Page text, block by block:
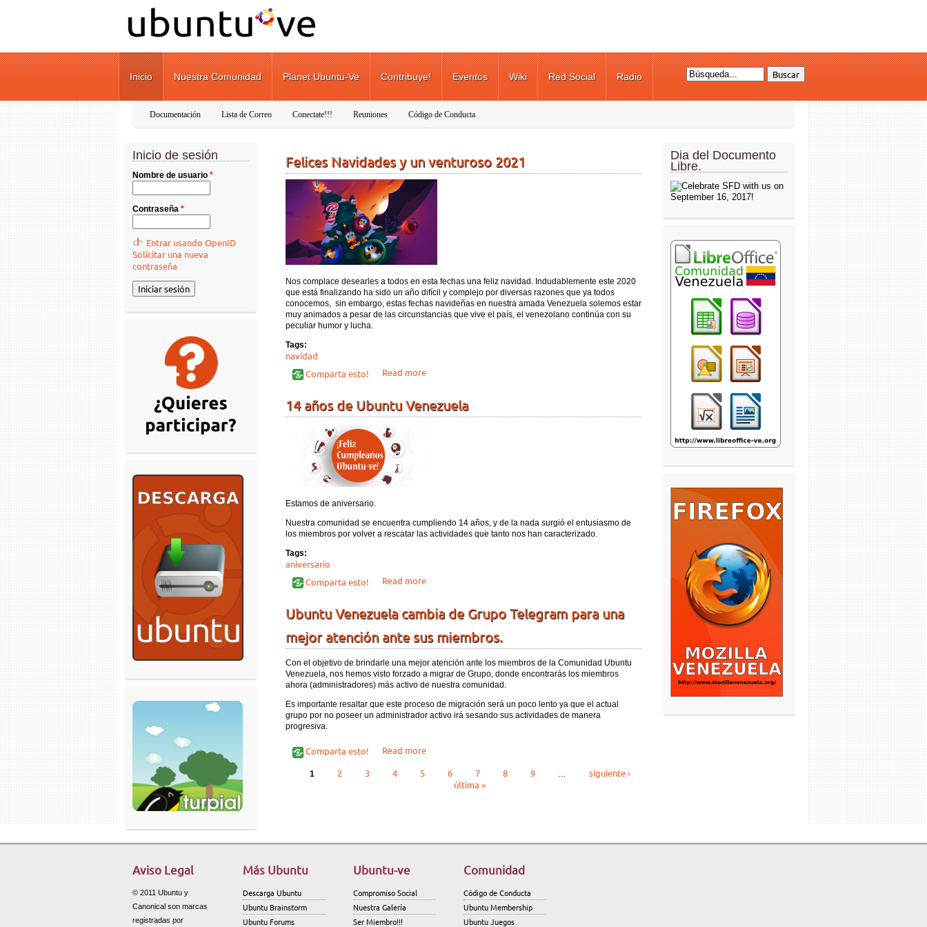
Inicio Nuestra Comunidad Planet Ubuntu-Ve Contribuye! Eventos Wiki Red Social Radio
Formulario de búsqueda
Documentación Lista de Correo Conectate!!! Reuniones Código de Conducta
Inicio de sesión
Nombre de usuario *
Contraseña *
Entrar usando OpenID
Solicitar una nueva
contraseña
Dia del Documento
Libre.
Felices Navidades y un venturoso 2021
Nos complace desearles a todos en esta fechas una feliz navidad. Indudablemente este 2020
que está finalizando ha sido un año difícil y complejo por diversas razones que ya todos
conocemos, sin embargo, estas fechas navideñas en nuestra amada Venezuela solemos estar
muy animados a pesar de las circunstancias que vive el país, el venezolano continúa con su
peculiar humor y lucha.
Tags:
navidad
Comparta esto!
Read more
14 años de Ubuntu Venezuela
Estamos de aniversario.
Nuestra comunidad se encuentra cumpliendo 14 años, y de la nada surgió el entusiasmo de
los miembros por volver a rescatar las actividades que tanto nos han caracterizado.
Tags:
aniversario
Comparta esto!
Read more
Ubuntu Venezuela cambia de Grupo Telegram para una
mejor atención ante sus miembros.
Con el objetivo de brindarle una mejor atención ante los miembros de la Comunidad Ubuntu
Venezuela, nos hemos visto forzado a migrar de Grupo, donde encontrarás los miembros
ahora (administradores) más activo de nuestra comunidad.
Es importante resaltar que este proceso de migración será un poco lento ya que el actual
grupo por no poseer un administrador activo irá sesando sus actividades de manera
progresiva.
Comparta esto! Read more about Ubuntu Venezuela cambia de Grupo Telegram para una mejor atención ante sus miembros.
Páginas
1 2 3 4 5 6 7 8 9 …
siguiente ›
última »
Aviso Legal
© 2011 Ubuntu y
Canonical son marcas
registradas por
Más Ubuntu
Descarga Ubuntu
Ubuntu Brainstorm
Ubuntu Forums
Ubuntu-ve
Compromiso Social
Nuestra Galería
Ser Miembro!!!
Comunidad
Código de Conducta
Ubuntu Membership
Ubuntu Juegos